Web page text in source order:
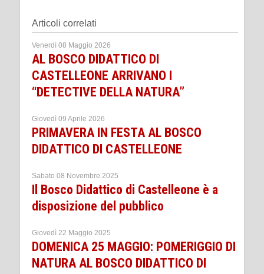
Articoli correlati
Venerdì 08 Maggio 2026
AL BOSCO DIDATTICO DI
CASTELLEONE ARRIVANO I
“DETECTIVE DELLA NATURA”
Giovedì 09 Aprile 2026
PRIMAVERA IN FESTA AL BOSCO
DIDATTICO DI CASTELLEONE
Sabato 08 Novembre 2025
Il Bosco Didattico di Castelleone è a
disposizione del pubblico
Giovedì 22 Maggio 2025
DOMENICA 25 MAGGIO: POMERIGGIO DI
NATURA AL BOSCO DIDATTICO DI